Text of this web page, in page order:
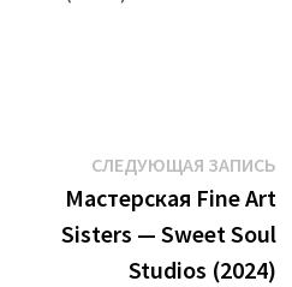
СЛЕДУЮЩАЯ ЗАПИСЬ
Мастерская Fine Art
Sisters — Sweet Soul
Studios (2024)